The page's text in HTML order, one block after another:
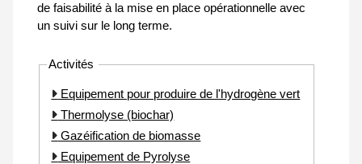
de faisabilité à la mise en place opérationnelle avec
un suivi sur le long terme.
Activités
Equipement pour produire de l'hydrogène vert
Thermolyse (biochar)
Gazéification de biomasse
Equipement de Pyrolyse